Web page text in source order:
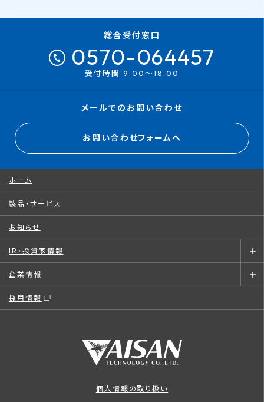
総合受付窓口
0570-064457
受付時間 9:00～18:00
メールでのお問い合わせ
お問い合わせフォームへ
ホーム
製品・サービス
お知らせ
IR・投資家情報
企業情報
採用情報
個人情報の取り扱い